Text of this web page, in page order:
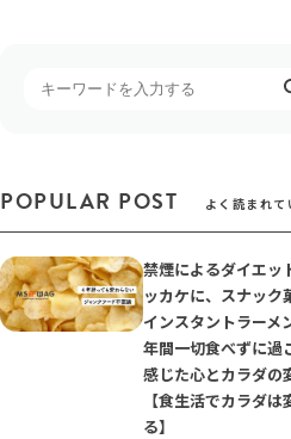
POPULAR POST よく読まれて
禁煙によるダイエッ
ッカケに、スナック
インスタントラーメ
年間一切食べずに過
感じた心とカラダの
【食生活でカラダは
る】